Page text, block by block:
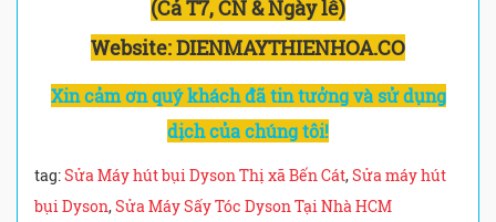
(Cả T7, CN & Ngày lễ)
Website: DIENMAYTHIENHOA.CO
Xin cảm ơn quý khách đã tin tưởng và sử dụng
dịch của chúng tôi!
tag:Sửa Máy hút bụi Dyson Thị xã Bến Cát,Sửa máy hút
bụi Dyson,Sửa Máy Sấy Tóc Dyson Tại Nhà HCM